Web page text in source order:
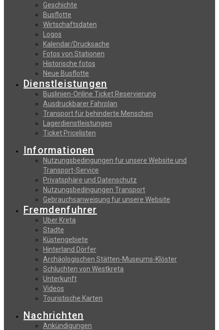
Geschichte
Busflotte
Wirtschaftsdaten
Logos
Kalendar/Drucksache
Fotos von Stationen
Historische fotos
Neue Busflotte
Dienstleistungen
Buslinien-Online Ticket Reservierung
Αusdruckbarer Fahrplan
Transport für behinderte Menschen
Lagerdienstleistungen
Ticket Pricelisten
Informationen
Nutzungsbedingungen fur unsere Website und
Transport-Service
Privatsphäre und Datenschutz
Nutzungsbedingungen Transport
Gebrauchsanweisung fur unsere Website
Fremdenfuhrer
Uber Kreta
Stadte
Küstengebiete
Hinterland Dörfer
Archäologischen Stätten-Museums-Klöster
Schluchten von Westkreta
Unterkunft
Videos
Touristische Karten
Nachrichten
Ankündigungen